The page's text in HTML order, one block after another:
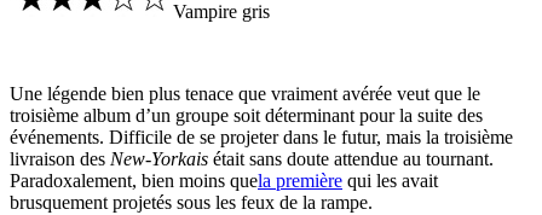
Vampire gris
Une légende bien plus tenace que vraiment avérée veut que le
troisième album d’un groupe soit déterminant pour la suite des
événements. Difficile de se projeter dans le futur, mais la troisième
livraison des New-Yorkais était sans doute attendue au tournant.
Paradoxalement, bien moins quela première qui les avait
brusquement projetés sous les feux de la rampe.